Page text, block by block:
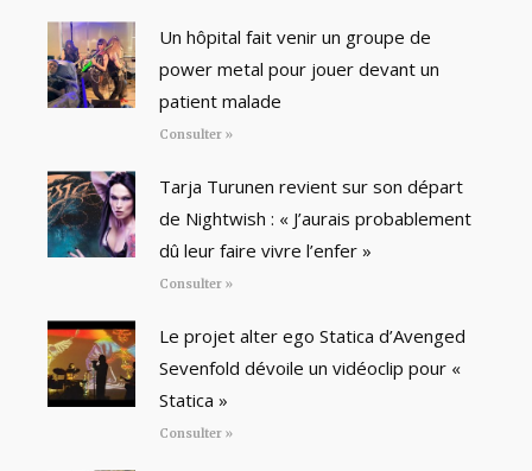
Un hôpital fait venir un groupe de
power metal pour jouer devant un
patient malade
Consulter »
Tarja Turunen revient sur son départ
de Nightwish : « J’aurais probablement
dû leur faire vivre l’enfer »
Consulter »
Le projet alter ego Statica d’Avenged
Sevenfold dévoile un vidéoclip pour «
Statica »
Consulter »